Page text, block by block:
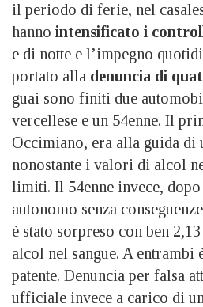
il periodo di ferie, nel
hanno intensificato i
e di notte e l’impegno
portato alla denuncia di
guai sono finiti due
vercellese e un 54enne. Il
Occimiano, era alla guida di
nonostante i valori di alcol
limiti. Il 54enne invece,
autonomo senza
è stato sorpreso con ben
alcol nel sangue. A entrambi
patente. Denuncia per falsa
ufficiale invece a carico di